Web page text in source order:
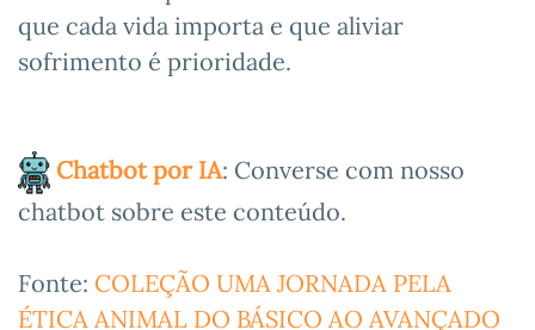
que cada vida importa e que aliviar
sofrimento é prioridade.
Chatbot por IA: Converse com nosso
chatbot sobre este conteúdo.
Fonte: COLEÇÃO UMA JORNADA PELA
ÉTICA ANIMAL DO BÁSICO AO AVANÇADO